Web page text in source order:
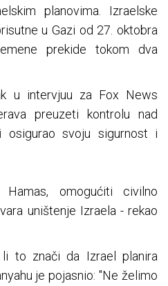
planovima. Izraelske
u Gazi od 27. oktobra
prekide tokom dva
u intervjuu za Fox News
preuzeti kontrolu nad
osigurao svoju sigurnost i
omogućiti civilno
uništenje Izraela - rekao
to znači da Izrael planira
je pojasnio: "Ne želimo